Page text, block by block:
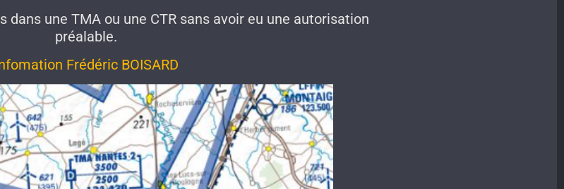
dans une TMA ou une CTR sans avoir eu une autorisation
préalable.
Frédéric BOISARD